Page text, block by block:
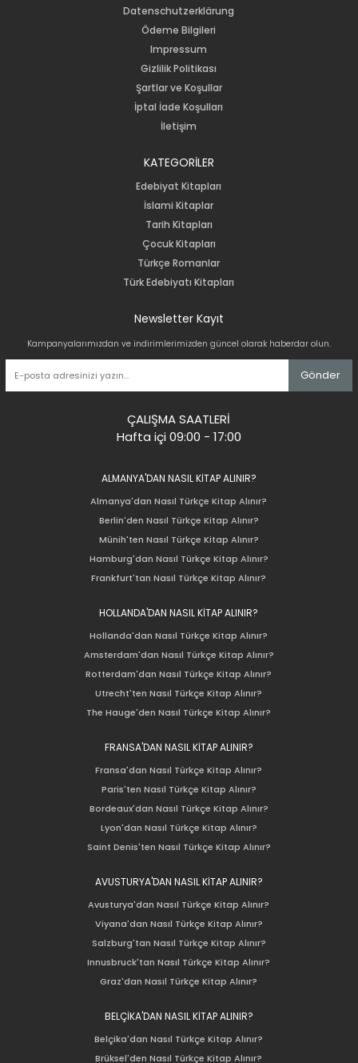
Datenschutzerklärung
Ödeme Bilgileri
Impressum
Gizlilik Politikası
Şartlar ve Koşullar
İptal İade Koşulları
İletişim
KATEGORİLER
Edebiyat Kitapları
İslami Kitaplar
Tarih Kitapları
Çocuk Kitapları
Türkçe Romanlar
Türk Edebiyatı Kitapları
Newsletter Kayıt
Kampanyalarımızdan ve indirimlerimizden güncel olarak haberdar olun.
Gönder
ÇALIŞMA SAATLERİ
Hafta içi 09:00 - 17:00
ALMANYA'DAN NASIL KİTAP ALINIR?
Almanya'dan Nasıl Türkçe Kitap Alınır?
Berlin'den Nasıl Türkçe Kitap Alınır?
Münih'ten Nasıl Türkçe Kitap Alınır?
Hamburg'dan Nasıl Türkçe Kitap Alınır?
Frankfurt'tan Nasıl Türkçe Kitap Alınır?
HOLLANDA'DAN NASIL KİTAP ALINIR?
Hollanda'dan Nasıl Türkçe Kitap Alınır?
Amsterdam'dan Nasıl Türkçe Kitap Alınır?
Rotterdam'dan Nasıl Türkçe Kitap Alınır?
Utrecht'ten Nasıl Türkçe Kitap Alınır?
The Hauge'den Nasıl Türkçe Kitap Alınır?
FRANSA'DAN NASIL KİTAP ALINIR?
Fransa'dan Nasıl Türkçe Kitap Alınır?
Paris'ten Nasıl Türkçe Kitap Alınır?
Bordeaux'dan Nasıl Türkçe Kitap Alınır?
Lyon'dan Nasıl Türkçe Kitap Alınır?
Saint Denis'ten Nasıl Türkçe Kitap Alınır?
AVUSTURYA'DAN NASIL KİTAP ALINIR?
Avusturya'dan Nasıl Türkçe Kitap Alınır?
Viyana'dan Nasıl Türkçe Kitap Alınır?
Salzburg'tan Nasıl Türkçe Kitap Alınır?
Innusbruck'tan Nasıl Türkçe Kitap Alınır?
Graz'dan Nasıl Türkçe Kitap Alınır?
BELÇİKA'DAN NASIL KİTAP ALINIR?
Belçika'dan Nasıl Türkçe Kitap Alınır?
Brüksel'den Nasıl Türkçe Kitap Alınır?